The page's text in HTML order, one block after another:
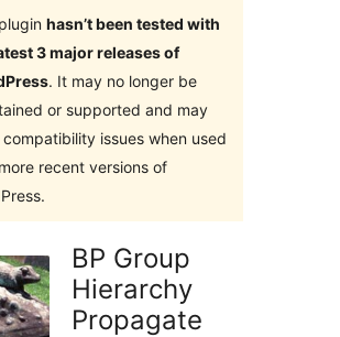
hasn’t been tested with
3 major releases of
. It may no longer be
or supported and may
compatibility issues when used
recent versions of
BP Group
Hierarchy
Propagate